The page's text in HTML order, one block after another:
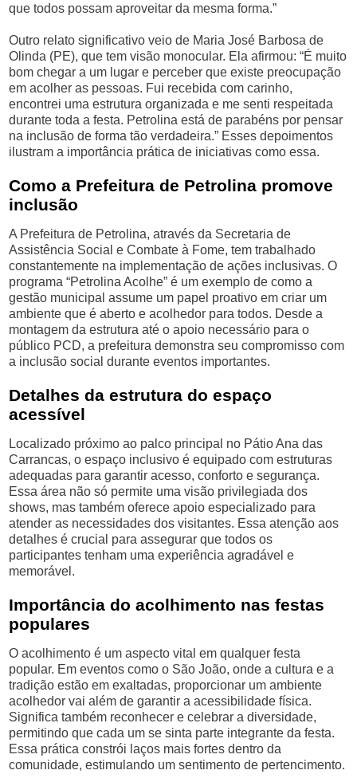
que todos possam aproveitar da mesma forma.”
Outro relato significativo veio de Maria José Barbosa de
Olinda (PE), que tem visão monocular. Ela afirmou: “É muito
bom chegar a um lugar e perceber que existe preocupação
em acolher as pessoas. Fui recebida com carinho,
encontrei uma estrutura organizada e me senti respeitada
durante toda a festa. Petrolina está de parabéns por pensar
na inclusão de forma tão verdadeira.” Esses depoimentos
ilustram a importância prática de iniciativas como essa.
Como a Prefeitura de Petrolina promove
inclusão
A Prefeitura de Petrolina, através da Secretaria de
Assistência Social e Combate à Fome, tem trabalhado
constantemente na implementação de ações inclusivas. O
programa “Petrolina Acolhe” é um exemplo de como a
gestão municipal assume um papel proativo em criar um
ambiente que é aberto e acolhedor para todos. Desde a
montagem da estrutura até o apoio necessário para o
público PCD, a prefeitura demonstra seu compromisso com
a inclusão social durante eventos importantes.
Detalhes da estrutura do espaço
acessível
Localizado próximo ao palco principal no Pátio Ana das
Carrancas, o espaço inclusivo é equipado com estruturas
adequadas para garantir acesso, conforto e segurança.
Essa área não só permite uma visão privilegiada dos
shows, mas também oferece apoio especializado para
atender as necessidades dos visitantes. Essa atenção aos
detalhes é crucial para assegurar que todos os
participantes tenham uma experiência agradável e
memorável.
Importância do acolhimento nas festas
populares
O acolhimento é um aspecto vital em qualquer festa
popular. Em eventos como o São João, onde a cultura e a
tradição estão em exaltadas, proporcionar um ambiente
acolhedor vai além de garantir a acessibilidade física.
Significa também reconhecer e celebrar a diversidade,
permitindo que cada um se sinta parte integrante da festa.
Essa prática constrói laços mais fortes dentro da
comunidade, estimulando um sentimento de pertencimento.